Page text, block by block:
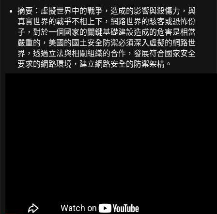
摘要：虛擬世界中的戰爭，造成的影響與殺傷力，與
真實世界的戰爭不相上下，網路世界的駭客或恐怖份
子，對於一個國家的關鍵基礎建設造成的危害是相當
嚴重的，美國的國土安全防禦必須深入虛擬的網路世
界，透過立法與相關組織的合作，發展符合國家安全
要求的網路環境，建立網路安全的防禦架構。